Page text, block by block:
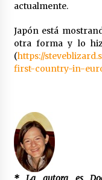
actualmente.
Japón está
otra forma y lo
(https://
first-country-in-